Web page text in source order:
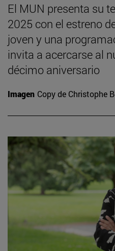
El MUN presenta su
2025 con el estreno
joven y una
invita a acercarse al
décimo aniversario
Imagen Copy de Christophe